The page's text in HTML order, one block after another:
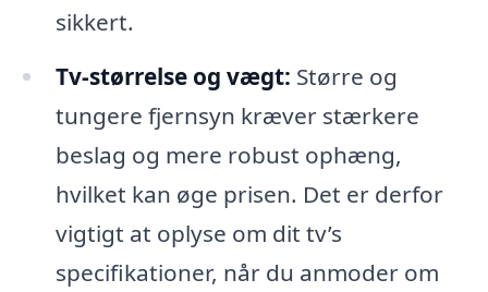
sikkert.
Tv-størrelse og vægt: Større og
tungere fjernsyn kræver stærkere
beslag og mere robust ophæng,
hvilket kan øge prisen. Det er derfor
vigtigt at oplyse om dit tv’s
specifikationer, når du anmoder om